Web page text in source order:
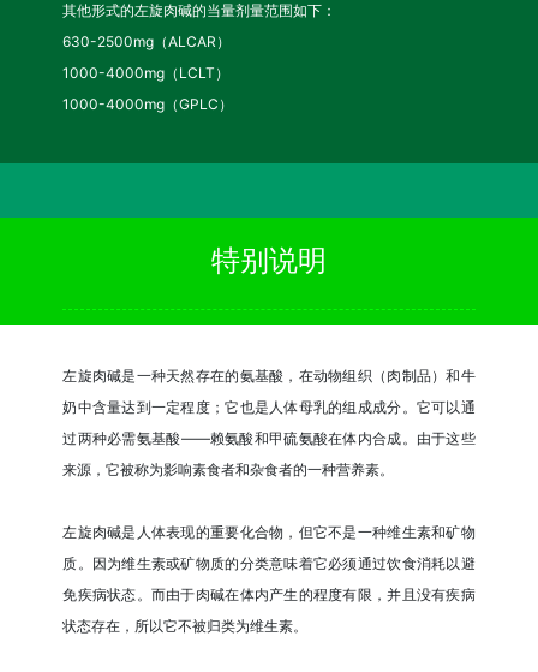
其他形式的左旋肉碱的当量剂量范围如下：
630-2500mg（ALCAR）
1000-4000mg（LCLT）
1000-4000mg（GPLC）
特别说明
左旋肉碱是一种天然存在的氨基酸，在动物组织（肉制品）和牛
奶中含量达到一定程度；它也是人体母乳的组成成分。它可以通
过两种必需氨基酸——赖氨酸和甲硫氨酸在体内合成。由于这些
来源，它被称为影响素食者和杂食者的一种营养素。
左旋肉碱是人体表现的重要化合物，但它不是一种维生素和矿物
质。因为维生素或矿物质的分类意味着它必须通过饮食消耗以避
免疾病状态。而由于肉碱在体内产生的程度有限，并且没有疾病
状态存在，所以它不被归类为维生素。